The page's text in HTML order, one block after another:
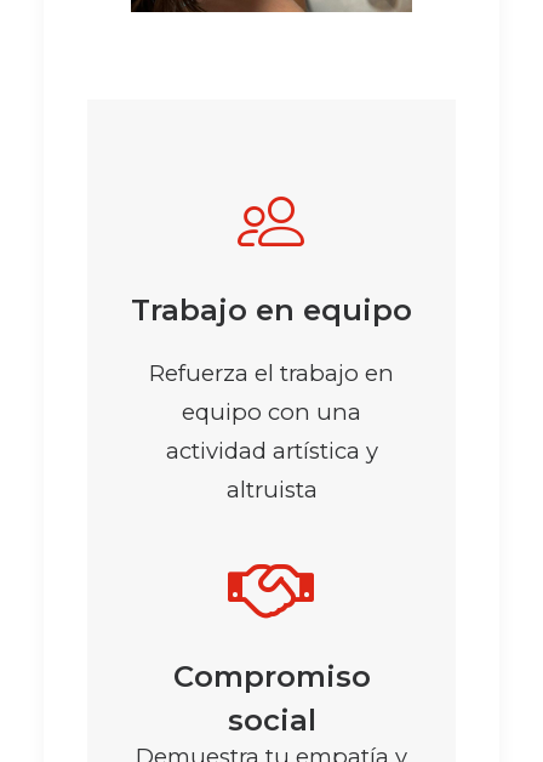
Trabajo en equipo
Refuerza el trabajo en
equipo con una
actividad artística y
altruista
Compromiso
social
Demuestra tu empatía y